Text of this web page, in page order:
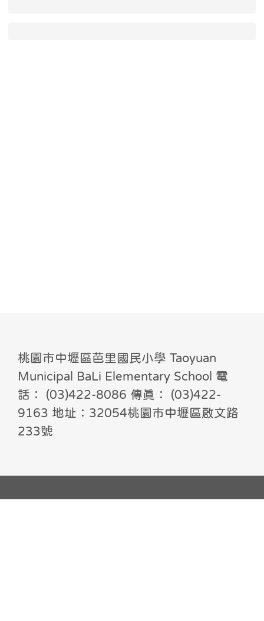
桃園市中壢區芭里國民小學 Taoyuan
Municipal BaLi Elementary School 電
話： (03)422-8086 傳真： (03)422-
9163 地址：32054桃園市中壢區啟文路
233號